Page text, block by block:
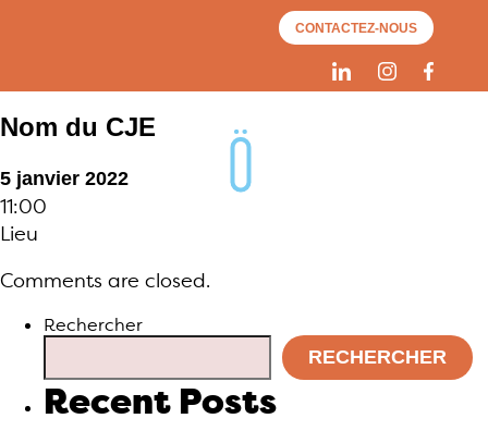
CONTACTEZ-NOUS
Nom du CJE
5 janvier 2022
11:00
Lieu
Comments are closed.
Rechercher
RECHERCHER
Recent Posts